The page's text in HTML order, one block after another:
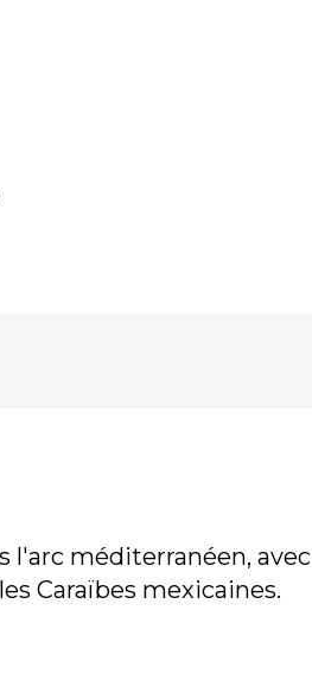
méditerranéen, avec
Caraïbes mexicaines.